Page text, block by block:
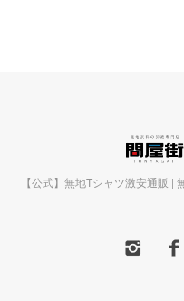
【公式】無地Tシャツ激安通販 |